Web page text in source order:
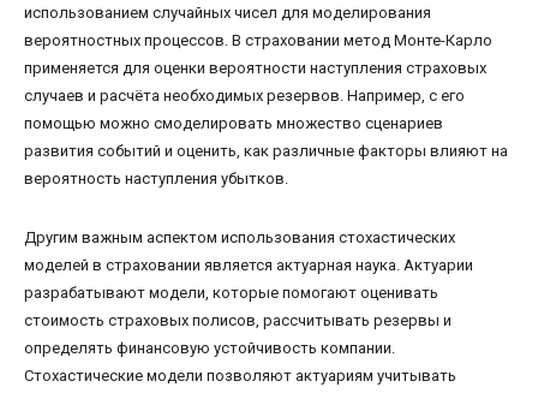
использованием случайных чисел для моделирования
вероятностных процессов. В страховании метод Монте-Карло
применяется для оценки вероятности наступления страховых
случаев и расчёта необходимых резервов. Например, с его
помощью можно смоделировать множество сценариев
развития событий и оценить, как различные факторы влияют на
вероятность наступления убытков.
Другим важным аспектом использования стохастических
моделей в страховании является актуарная наука. Актуарии
разрабатывают модели, которые помогают оценивать
стоимость страховых полисов, рассчитывать резервы и
определять финансовую устойчивость компании.
Стохастические модели позволяют актуариям учитывать